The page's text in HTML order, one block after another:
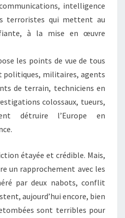
intelligence
terroristes qui mettent au
à la mise en œuvre
les points de vue de tous
politiques, militaires, agents
de terrain, techniciens en
colossaux, tueurs,
détruire l’Europe en
étayée et crédible. Mais,
un rapprochement avec les
par deux nabots, conflit
aujourd’hui encore, bien
sont terribles pour